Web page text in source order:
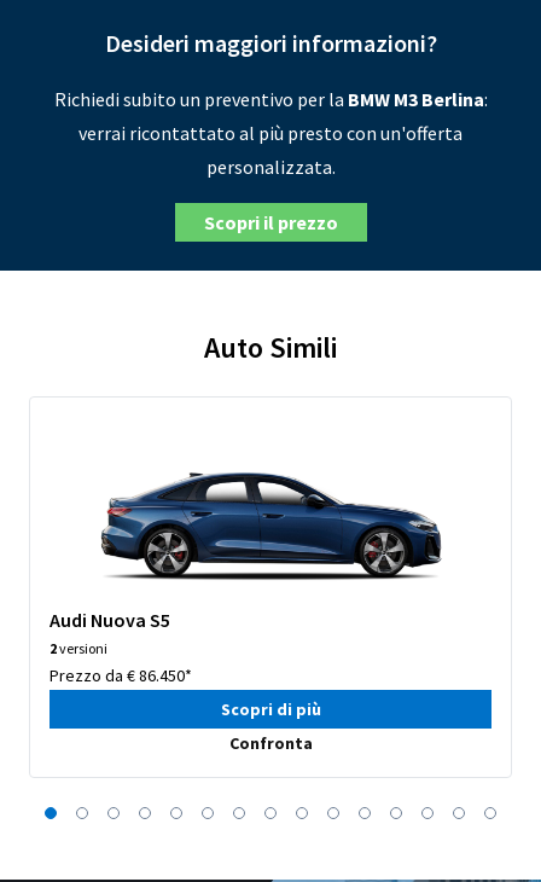
Desideri maggiori informazioni?
Richiedi subito un preventivo per la BMW M3 Berlina:
verrai ricontattato al più presto con un'offerta
personalizzata.
Scopri il prezzo
Auto Simili
Audi Nuova S5
2versioni
Prezzo da € 86.450*
Scopri di più
Confronta